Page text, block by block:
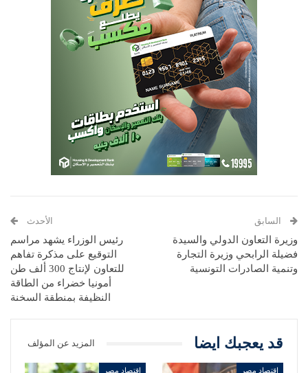
السابق
وزيرة التعاون الدولي والسيدة
فضيلة الرابحي وزيرة التجارة
وتنمية الصادرات التونسية
الأحدث
رئيس الوزراء يشهد مراسم
التوقيع على مذكرة تفاهم
للتعاون لإنتاج 300 ألف طن
أمونيا خضراء من الطاقة
النظيفة بمنطقة السخنة
قد يعجبك ايضا المزيد عن المؤلف
اقتصاد مصر اقتصاد مصر